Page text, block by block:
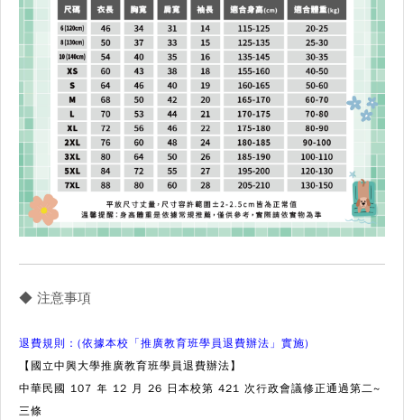
◆ 注意事項
退費規則：(依據本校「推廣教育班學員退費辦法」實施)
【國立中興大學推廣教育班學員退費辦法】
中華民國 107 年 12 月 26 日本校第 421 次行政會議修正通過第二~
三條